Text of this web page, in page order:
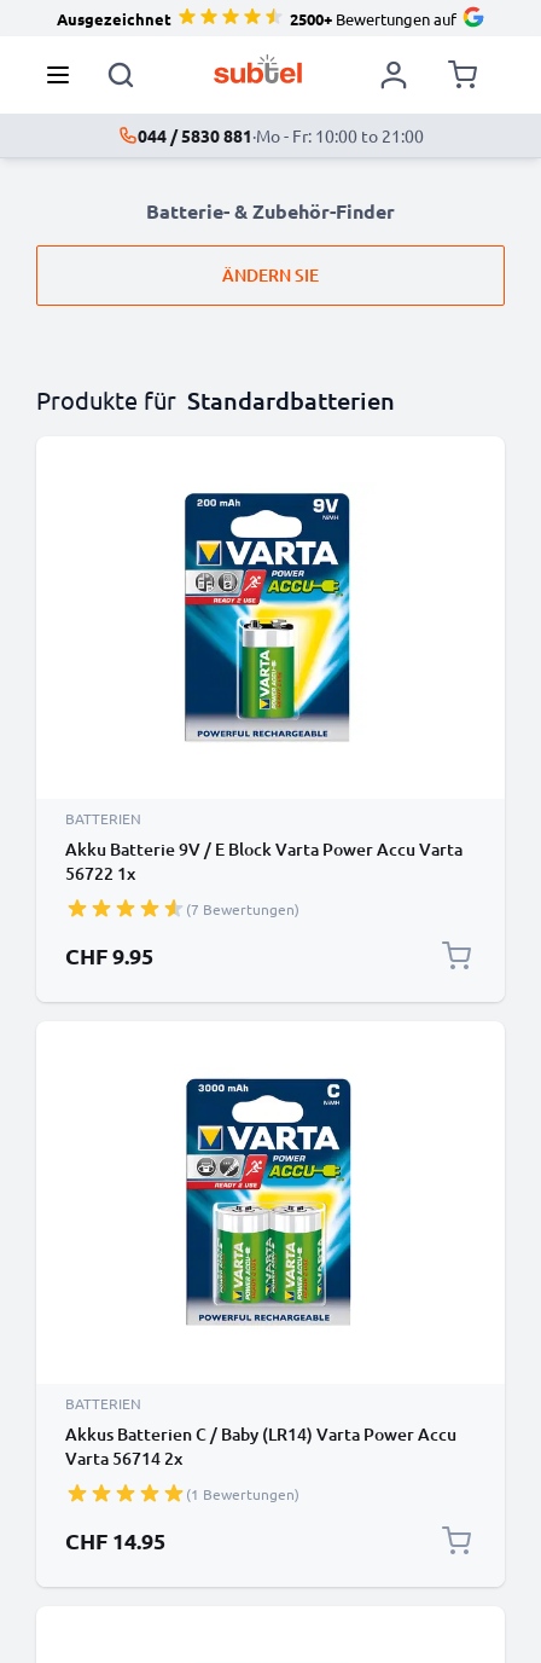
Ausgezeichnet 2500+Bewertungen auf
044 / 5830 881·Mo - Fr: 10:00 to 21:00
Batterie- & Zubehör-Finder
ÄNDERN SIE
Produkte für Standardbatterien
BATTERIEN
Akku Batterie 9V / E Block Varta Power Accu Varta
56722 1x
(7 Bewertungen)
CHF 9.95
BATTERIEN
Akkus Batterien C / Baby (LR14) Varta Power Accu
Varta 56714 2x
(1 Bewertungen)
CHF 14.95